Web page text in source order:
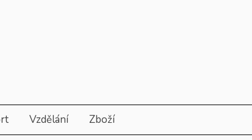
Vzdělání Zboží